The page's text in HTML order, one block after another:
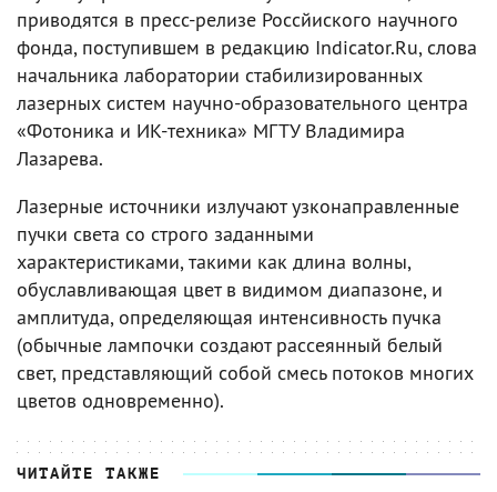
приводятся в пресс-релизе Россйиского научного
фонда, поступившем в редакцию Indicator.Ru, слова
начальника лаборатории стабилизированных
лазерных систем научно-образовательного центра
«Фотоника и ИК-техника» МГТУ Владимира
Лазарева.
Лазерные источники излучают узконаправленные
пучки света со строго заданными
характеристиками, такими как длина волны,
обуславливающая цвет в видимом диапазоне, и
амплитуда, определяющая интенсивность пучка
(обычные лампочки создают рассеянный белый
свет, представляющий собой смесь потоков многих
цветов одновременно).
ЧИТАЙТЕ ТАКЖЕ